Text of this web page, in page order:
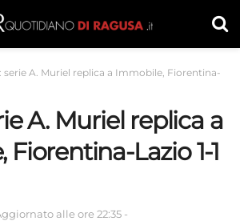
serie A. Muriel replica a Immobile, Fiorentina-
A. Muriel replica a
Lazio 1-1
alle ore 22:35 -